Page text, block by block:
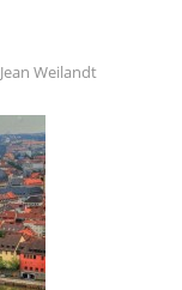
Jean Weilandt